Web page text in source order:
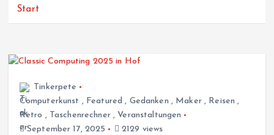
Start
Tinkerpete
Computerkunst , Featured , Gedanken , Maker, Reisen ,
Retro , Taschenrechner, Veranstaltungen
September 17, 2025
2129 views